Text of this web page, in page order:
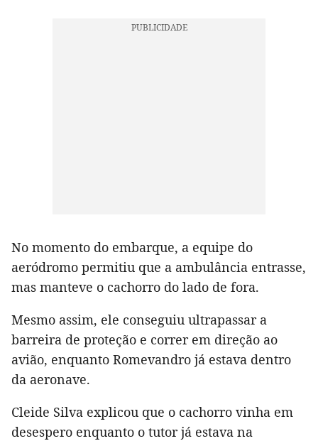
No momento do embarque, a equipe do
aeródromo permitiu que a ambulância entrasse,
mas manteve o cachorro do lado de fora.
Mesmo assim, ele conseguiu ultrapassar a
barreira de proteção e correr em direção ao
avião, enquanto Romevandro já estava dentro
da aeronave.
Cleide Silva explicou que o cachorro vinha em
desespero enquanto o tutor já estava na